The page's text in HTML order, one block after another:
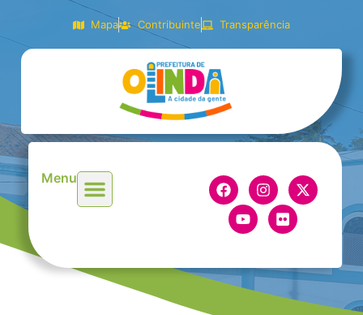
Mapa Contribuinte Transparência
Menu